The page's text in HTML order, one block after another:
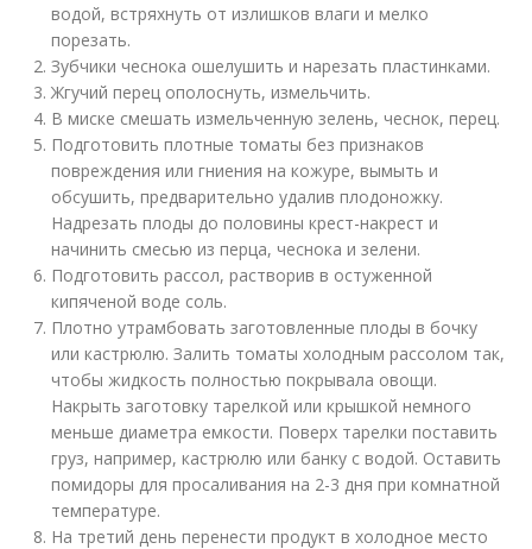
водой, встряхнуть от излишков влаги и мелко
порезать.
Зубчики чеснока ошелушить и нарезать пластинками.
Жгучий перец ополоснуть, измельчить.
В миске смешать измельченную зелень, чеснок, перец.
Подготовить плотные томаты без признаков
повреждения или гниения на кожуре, вымыть и
обсушить, предварительно удалив плодоножку.
Надрезать плоды до половины крест-накрест и
начинить смесью из перца, чеснока и зелени.
Подготовить рассол, растворив в остуженной
кипяченой воде соль.
Плотно утрамбовать заготовленные плоды в бочку
или кастрюлю. Залить томаты холодным рассолом так,
чтобы жидкость полностью покрывала овощи.
Накрыть заготовку тарелкой или крышкой немного
меньше диаметра емкости. Поверх тарелки поставить
груз, например, кастрюлю или банку с водой. Оставить
помидоры для просаливания на 2-3 дня при комнатной
температуре.
На третий день перенести продукт в холодное место